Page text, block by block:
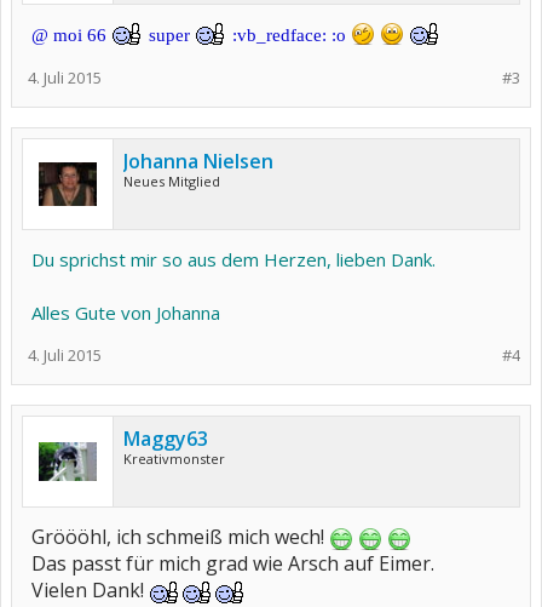
@ moi 66 super :vb_redface: :o
#3
4. Juli 2015
Johanna Nielsen
Neues Mitglied
Du sprichst mir so aus dem Herzen, lieben Dank.
Alles Gute von Johanna
#4
4. Juli 2015
Maggy63
Kreativmonster
Gröööhl, ich schmeiß mich wech!
Das passt für mich grad wie Arsch auf Eimer.
Vielen Dank!